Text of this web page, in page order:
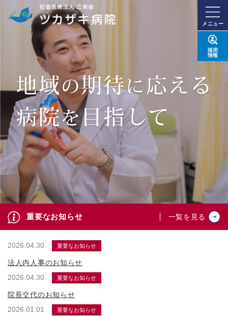
メニュー
採用
情報
重要なお知らせ 一覧を見る
2026.04.30 重要なお知らせ
法人内人事のお知らせ
2026.04.30
重要なお知らせ
院長交代のお知らせ
2026.01.01
重要なお知らせ